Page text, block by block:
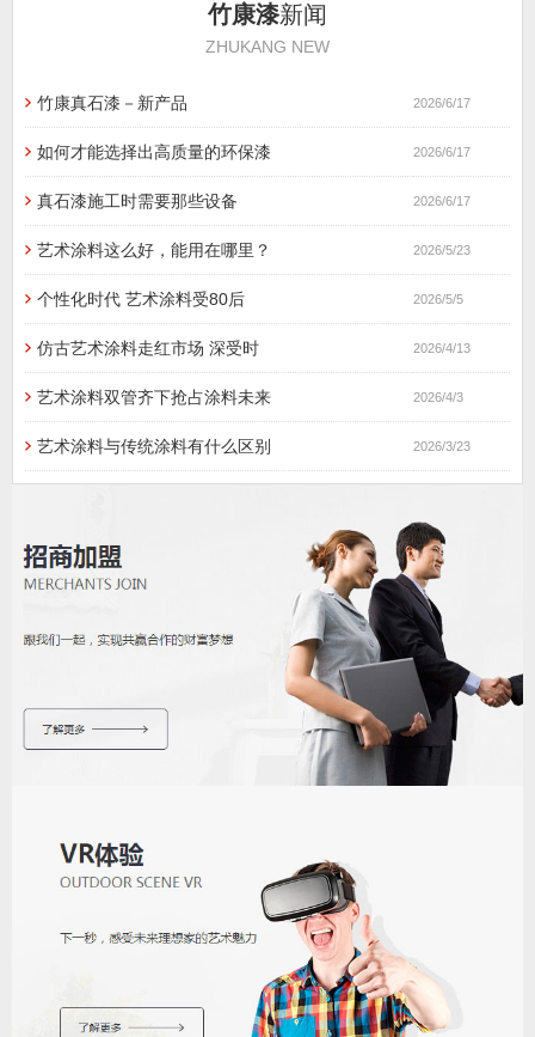
竹康漆新闻
ZHUKANG NEW
竹康真石漆－新产品 2026/6/17
如何才能选择出高质量的环保漆 2026/6/17
真石漆施工时需要那些设备 2026/6/17
艺术涂料这么好，能用在哪里？ 2026/5/23
个性化时代 艺术涂料受80后 2026/5/5
仿古艺术涂料走红市场 深受时 2026/4/13
艺术涂料双管齐下抢占涂料未来 2026/4/3
艺术涂料与传统涂料有什么区别 2026/3/23